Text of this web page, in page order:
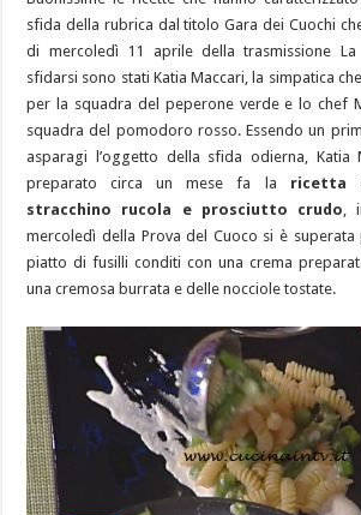
sfida della rubrica dal titolo Gara dei Cuochi
di mercoledì 11 aprile della trasmissione
sfidarsi sono stati Katia Maccari, la simpatica
per la squadra del peperone verde e lo chef
squadra del pomodoro rosso. Essendo un
asparagi l’oggetto della sfida odierna, Katia
preparato circa un mese fa la ricetta
stracchino rucola e prosciutto crudo ,
mercoledì della Prova del Cuoco si è
piatto di fusilli conditi con una crema
una cremosa burrata e delle nocciole tostate.